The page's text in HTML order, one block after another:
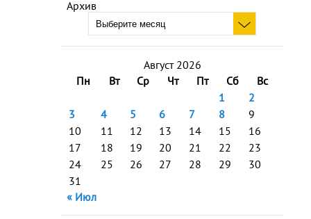
Архив
Август 2026
Пн
Вт Ср Чт Пт Сб
Вс
1
2
3
4 5 6 7 8
9
10
11 12 13 14 15
16
17
18 19 20 21 22
23
24
25 26 27 28 29
30
31
« Июл